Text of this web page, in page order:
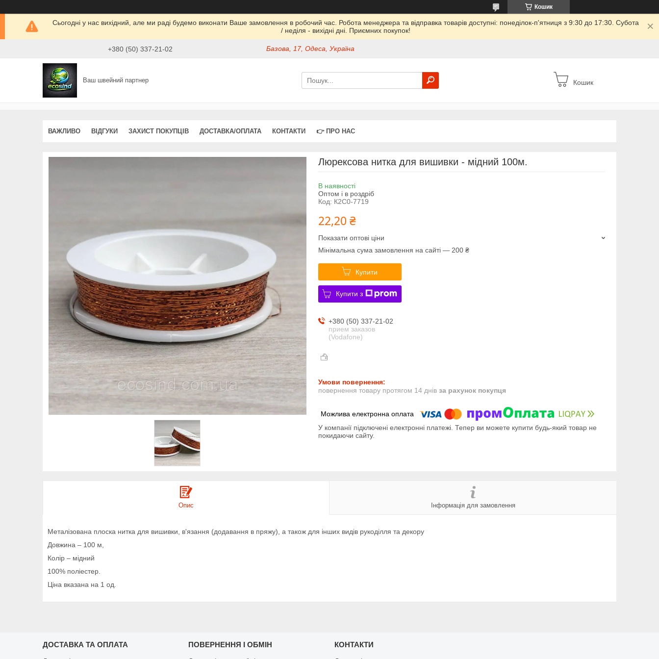
Кошик
Сьогодні у нас вихідний, але ми раді будемо виконати Ваше замовлення в робочий час. Робота менеджера та відправка товарів доступні: понеділок-п'ятниця з 9:30 до 17:30. Субота
/ неділя - вихідні дні. Приємних покупок!
+380 (50) 337-21-02 Базова, 17, Одеса, Україна
Ваш швейний партнер Кошик
ВАЖЛИВО ВІДГУКИ ЗАХИСТ ПОКУПЦІВ ДОСТАВКА/ОПЛАТА КОНТАКТИ 👉 ПРО НАС
Люрексова нитка для вишивки - мідний 100м.
В наявності
Оптом і в роздріб
Код: К2С0-7719
22,20 ₴
Показати оптові ціни
Мінімальна сума замовлення на сайті — 200 ₴
Купити
Купити з
+380 (50) 337-21-02
прием заказов
(Vodafone)
повернення товару протягом 14 днів за рахунок покупця
У компанії підключені електронні платежі. Тепер ви можете купити будь-який товар не
покидаючи сайту.
Опис Інформація для замовлення
Металізована плоска нитка для вишивки, в'язання (додавання в пряжу), а також для інших видів рукоділля та декору
Довжина – 100 м,
Колір – мідний
100% поліестер.
Ціна вказана на 1 од.
ДОСТАВКА ТА ОПЛАТА ПОВЕРНЕННЯ І ОБМІН КОНТАКТИ